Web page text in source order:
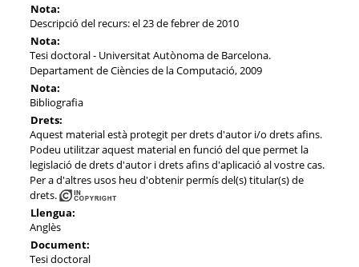
Nota:
Descripció del recurs: el 23 de febrer de 2010
Nota:
Tesi doctoral - Universitat Autònoma de Barcelona.
Departament de Ciències de la Computació, 2009
Nota:
Bibliografia
Drets:
Aquest material està protegit per drets d'autor i/o drets afins.
Podeu utilitzar aquest material en funció del que permet la
legislació de drets d'autor i drets afins d'aplicació al vostre cas.
Per a d'altres usos heu d'obtenir permís del(s) titular(s) de
drets.
Llengua:
Anglès
Document:
Tesi doctoral